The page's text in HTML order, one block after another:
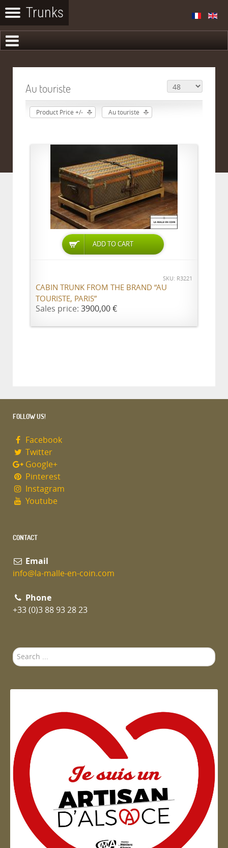
Au touriste
Product Price +/- Au touriste
ADD TO CART
SKU: R3221
CABIN TRUNK FROM THE BRAND “AU
TOURISTE, PARIS”
Sales price: 3900,00 €
FOLLOW US!
Facebook
Twitter
Google+
Pinterest
Instagram
Youtube
CONTACT
Email
info@la-malle-en-coin.com
Phone
+33 (0)3 88 93 28 23
Search
...